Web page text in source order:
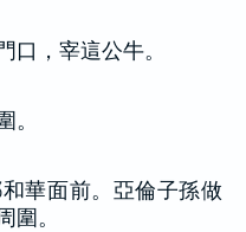
口，宰這公牛。
。
華面前。亞倫子孫做
圍。